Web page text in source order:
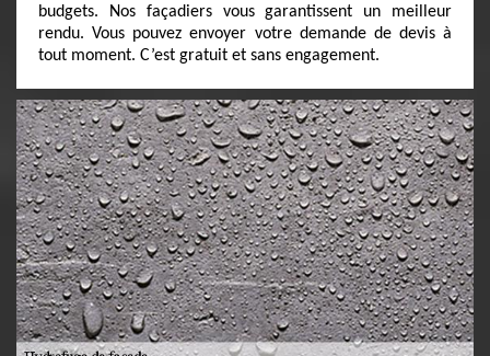
budgets. Nos façadiers vous garantissent un meilleur
rendu. Vous pouvez envoyer votre demande de devis à
tout moment. C’est gratuit et sans engagement.